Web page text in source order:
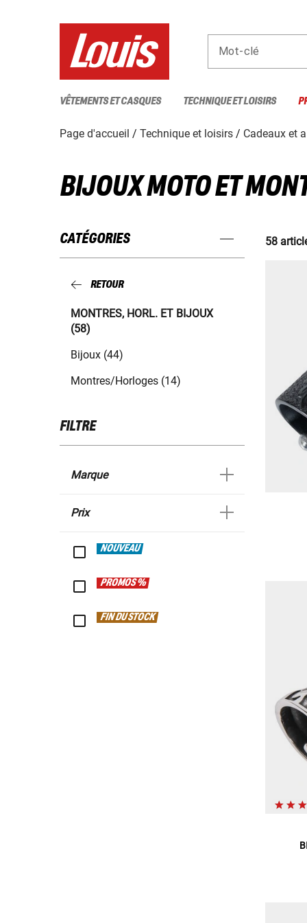
Mot-clé
VÊTEMENTS ET CASQUES TECHNIQUE ET LOISIRS
Page d'accueil Technique et loisirs Cadeaux et
BIJOUX MOTO ET
CATÉGORIES
RETOUR
MONTRES, HORL. ET BIJOUX
(58)
Bijoux (44)
Montres/Horloges (14)
FILTRE
Marque
Prix
NOUVEAU
PROMOS %
FIN DU STOCK
58